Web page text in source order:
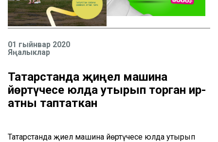
01 гыйнвар 2020
Яңалыклар
Татарстанда җиңел машина
йөртүчесе юлда утырып торган ир-
атны таптаткан
Татарстанда җиңел машина йөртүчесе юлда утырып